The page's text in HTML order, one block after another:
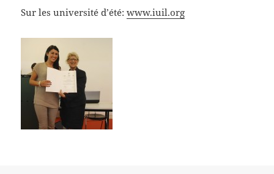
Sur les université d’été:www.iuil.org